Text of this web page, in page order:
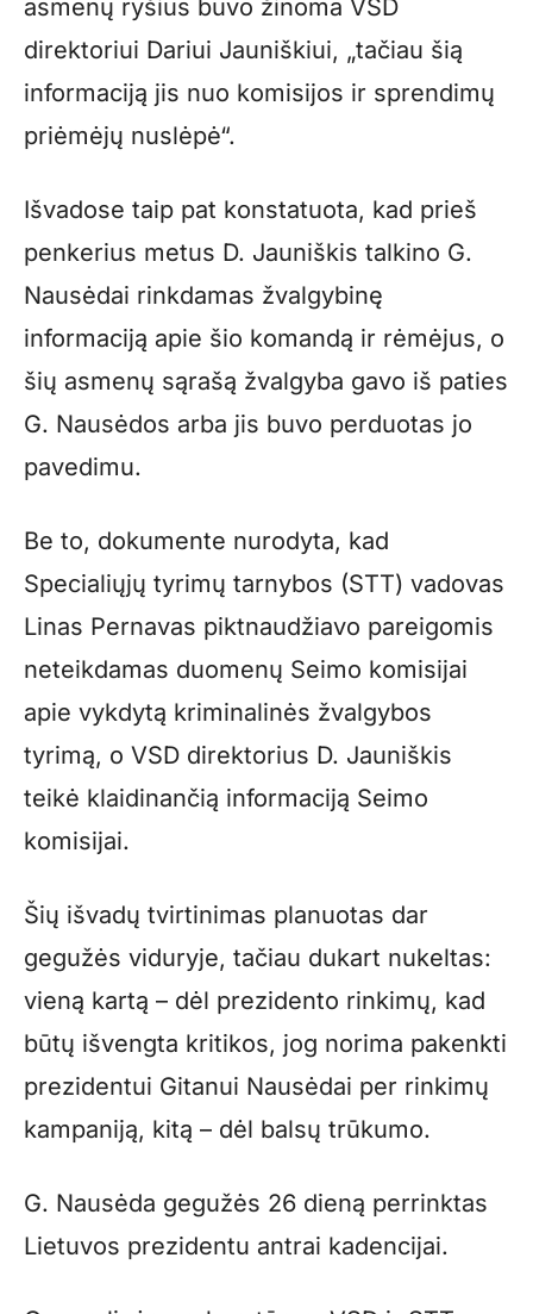
asmenų ryšius buvo žinoma VSD
direktoriui Dariui Jauniškiui, „tačiau šią
informaciją jis nuo komisijos ir sprendimų
priėmėjų nuslėpė“.
Išvadose taip pat konstatuota, kad prieš
penkerius metus D. Jauniškis talkino G.
Nausėdai rinkdamas žvalgybinę
informaciją apie šio komandą ir rėmėjus, o
šių asmenų sąrašą žvalgyba gavo iš paties
G. Nausėdos arba jis buvo perduotas jo
pavedimu.
Be to, dokumente nurodyta, kad
Specialiųjų tyrimų tarnybos (STT) vadovas
Linas Pernavas piktnaudžiavo pareigomis
neteikdamas duomenų Seimo komisijai
apie vykdytą kriminalinės žvalgybos
tyrimą, o VSD direktorius D. Jauniškis
teikė klaidinančią informaciją Seimo
komisijai.
Šių išvadų tvirtinimas planuotas dar
gegužės viduryje, tačiau dukart nukeltas:
vieną kartą – dėl prezidento rinkimų, kad
būtų išvengta kritikos, jog norima pakenkti
prezidentui Gitanui Nausėdai per rinkimų
kampaniją, kitą – dėl balsų trūkumo.
G. Nausėda gegužės 26 dieną perrinktas
Lietuvos prezidentu antrai kadencijai.